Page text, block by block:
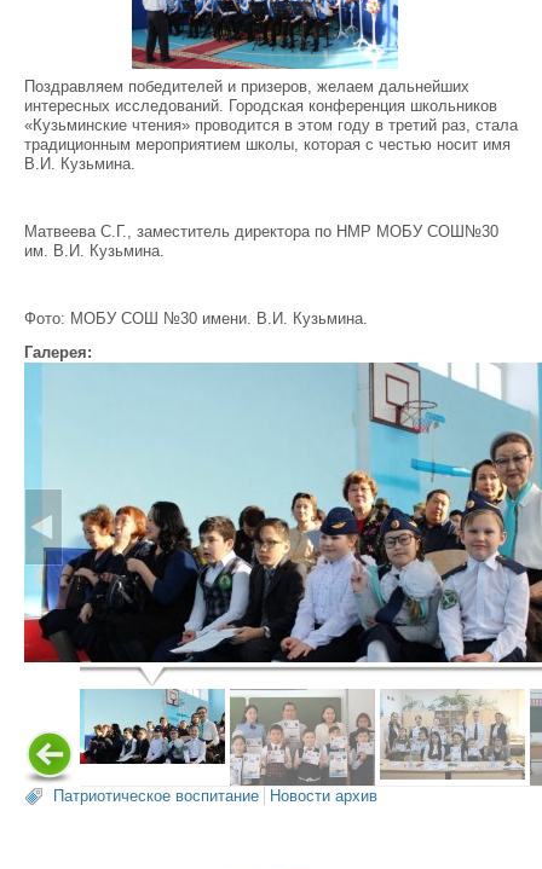
Поздравляем победителей и призеров, желаем дальнейших
интересных исследований. Городская конференция школьников
«Кузьминские чтения» проводится в этом году в третий раз, стала
традиционным мероприятием школы, которая с честью носит имя
В.И. Кузьмина.
Матвеева С.Г., заместитель директора по НМР МОБУ СОШ№30
им. В.И. Кузьмина.
Фото: МОБУ СОШ №30 имени. В.И. Кузьмина.
Галерея:
Патриотическое воспитание Новости архив